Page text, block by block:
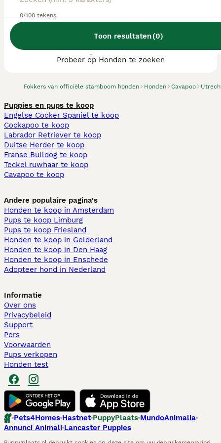
0/100 tekens
Toon resultaten(0)
Fokkers van officiële stamboom honden Honden Cavapoo
We hebben 0 Cavapoo fokkers, Nieuwegein
gevonden.
Probeer op Honden te zoeken
Puppies en pups te koop
Engelse Cocker Spaniel te koop
Cockapoo te koop
Labrador Retriever te koop
Duitse Herder te koop
Franse Bulldog te koop
Teckel ruwhaar te koop
Cavapoo te koop
Andere populaire pagina's
Honden te koop in Amsterdam
Pups te koop Limburg​
Pups te koop Friesland​
Honden te koop in Gelderland
Honden te koop in Den Haag
Honden te koop in Enschede
Adopteer hond in Nederland
Informatie
Over ons
Privacybeleid
Support
Pers
Voorwaarden
Pups verkopen
Honden test
Pets4Homes Hastnet PuppyPlaats MundoAnimalia
Annunci Animali Lancaster Puppies